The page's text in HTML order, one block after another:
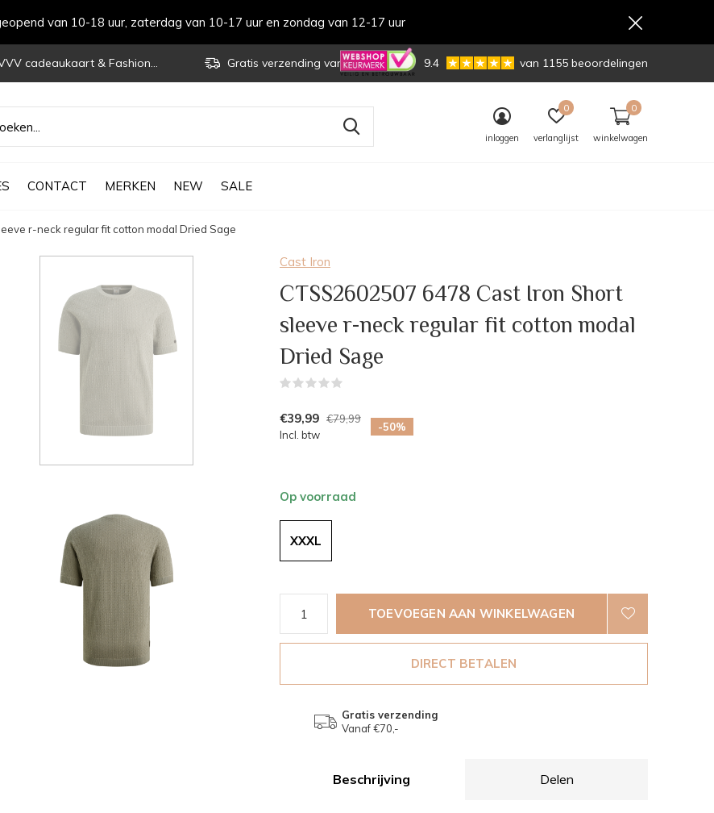
CONTACT MERKEN NEW SALE
inloggen verlanglijst
0
winkelwagen
0
cadeaukaart & Fashioncheque Gratis verzending vanaf € 70,- 9.4 van 1155 beoordelingen
van 10-18 uur, zaterdag van 10-17 uur en zondag van 12-17 uur
r-neck regular fit cotton modal Dried Sage
Cast Iron
CTSS2602507 6478 Cast Iron Short
sleeve r-neck regular fit cotton modal
Dried Sage
€39,99 €79,99
Incl. btw
-50%
Op voorraad
XXXL
TOEVOEGEN AAN WINKELWAGEN
DIRECT BETALEN
Gratis verzending
Vanaf €70,-
Beschrijving Delen